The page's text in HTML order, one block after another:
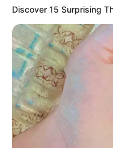
Discover 15 Surprising